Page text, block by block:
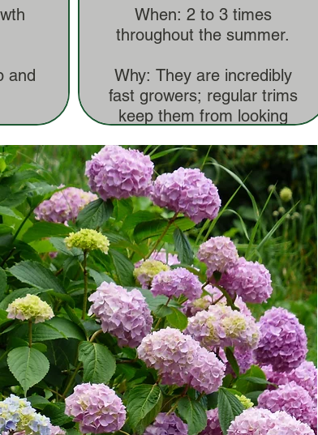
and
When: 2 to 3 times
throughout the summer.
Why: They are incredibly
fast growers; regular trims
keep them from looking